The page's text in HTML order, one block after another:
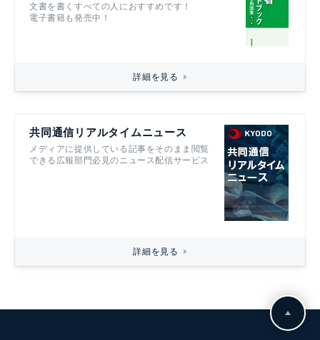
文書を書くすべての人におすすめです！
電子書籍も発売中！
詳細を見る
共同通信リアルタイムニュース
メディアに提供している記事をそのまま閲覧
できる広報部門必見のニュース配信サービス
詳細を見る